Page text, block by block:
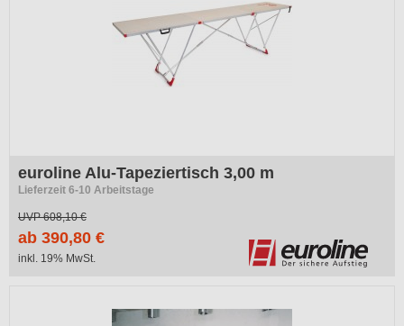
euroline Alu-Tapeziertisch 3,00 m
Lieferzeit 6-10 Arbeitstage
UVP608,10 €
ab 390,80 €
inkl. 19% MwSt.